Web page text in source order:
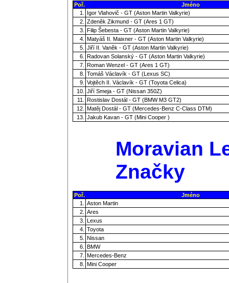
Poř.
Jméno
1.
Igor Vlahovič - GT (Aston Martin Valkyrie)
2.
Zdeněk Zikmund - GT (Ares 1 GT)
3.
Filip Šebesta - GT (Aston Martin Valkyrie)
4.
Matyáš II. Maixner - GT (Aston Martin Valkyrie)
5.
Jiří II. Vaněk - GT (Aston Martin Valkyrie)
6.
Radovan Solanský - GT (Aston Martin Valkyrie)
7.
Roman Wenzel - GT (Ares 1 GT)
8.
Tomáš Václavík - GT (Lexus SC)
9.
Vojtěch II. Václavík - GT (Toyota Celica)
10.
Jiří Smeja - GT (Nissan 350Z)
11.
Rostislav Dostál - GT (BMW M3 GT2)
12.
Matěj Dostál - GT (Mercedes-Benz C-Class DTM)
13.
Jakub Kavan - GT (Mini Cooper )
Moravian
Značky
Poř.
Jméno
1.
Aston Martin
2.
Ares
3.
Lexus
4.
Toyota
5.
Nissan
6.
BMW
7.
Mercedes-Benz
8.
Mini Cooper